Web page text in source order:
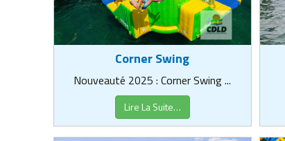
Corner Swing
Nouveauté 2025 : Corner Swing ...
Lire La Suite…